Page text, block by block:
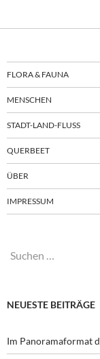
FLORA & FAUNA
MENSCHEN
STADT-LAND-FLUSS
QUERBEET
ÜBER
IMPRESSUM
Suchen
NEUESTE BEITRÄGE
Im Panoramaformat